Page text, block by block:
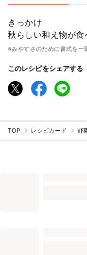
きっかけ
秋らしい和え物が食
※みやすさのために書式を一
このレシピをシェアする
TOP レシピカード 野